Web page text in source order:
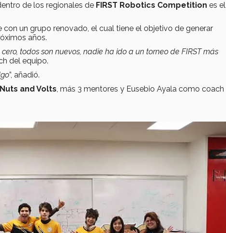
de los regionales de FIRST Robotics Competition es el
con un grupo renovado, el cual tiene el objetivo de generar
años.
todos son nuevos, nadie ha ido a un torneo de FIRST más
del equipo.
”, añadió.
Nuts and Volts, más 3 mentores y Eusebio Ayala como coach